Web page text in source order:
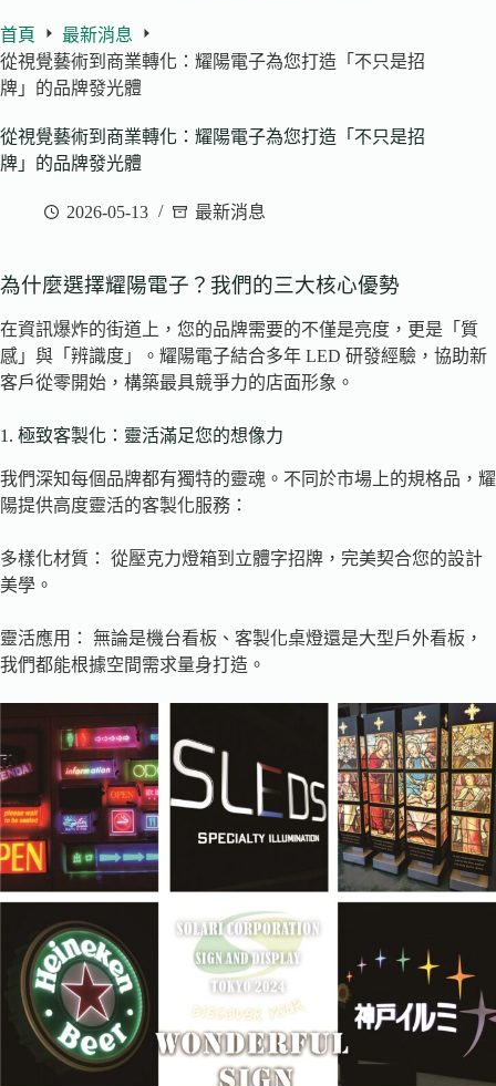
首頁
最新消息
從視覺藝術到商業轉化：耀陽電子為您打造「不只是招
牌」的品牌發光體
從視覺藝術到商業轉化：耀陽電子為您打造「不只是招
牌」的品牌發光體
2026-05-13 最新消息
為什麼選擇耀陽電子？我們的三大核心優勢
在資訊爆炸的街道上，您的品牌需要的不僅是亮度，更是「質
感」與「辨識度」。耀陽電子結合多年 LED 研發經驗，協助新
客戶從零開始，構築最具競爭力的店面形象。
1. 極致客製化：靈活滿足您的想像力
我們深知每個品牌都有獨特的靈魂。不同於市場上的規格品，耀
陽提供高度靈活的客製化服務：
多樣化材質： 從壓克力燈箱到立體字招牌，完美契合您的設計
美學。
靈活應用： 無論是機台看板、客製化桌燈還是大型戶外看板，
我們都能根據空間需求量身打造。